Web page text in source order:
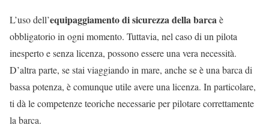
L’uso dell’equipaggiamento di sicurezza della barcaè
obbligatorio in ogni momento. Tuttavia, nel caso di un pilota
inesperto e senza licenza, possono essere una vera necessità.
D’altra parte, se stai viaggiando in mare, anche se è una barca di
bassa potenza, è comunque utile avere una licenza. In particolare,
ti dà le competenze teoriche necessarie per pilotare correttamente
la barca.